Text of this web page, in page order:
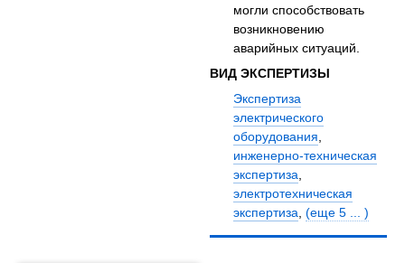
могли способствовать
возникновению
аварийных ситуаций.
ВИД ЭКСПЕРТИЗЫ
Экспертиза
электрического
оборудования,
инженерно-техническая
экспертиза,
электротехническая
экспертиза,(еще 5 ... )